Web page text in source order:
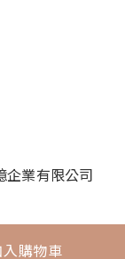
入購物車
業有限公司